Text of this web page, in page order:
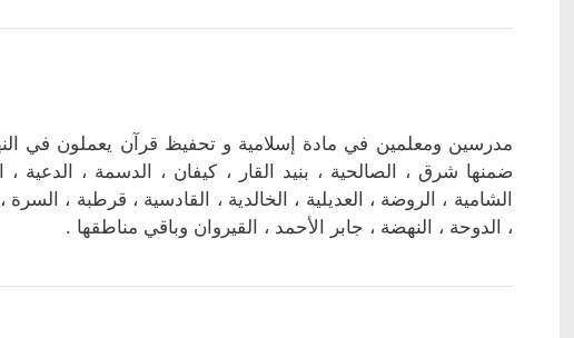
مدرسين ومعلمين في مادة إسلامية و تحفيظ قرآن يعملون في
ضمنها شرق ، الصالحية ، بنيد القار ، كيفان ، الدسمة ، الدعية ،
الشامية ، الروضة ، العديلية ، الخالدية ، القادسية ، قرطبة ،
، الدوحة ، النهضة ، جابر الأحمد ، القيروان وباقي مناطقها .